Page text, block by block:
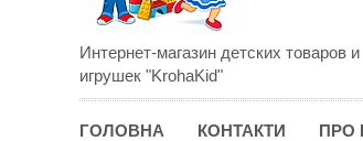
Интернет-магазин детских товаров и
игрушек "KrohaKid"
ГОЛОВНА КОНТАКТИ ПРО